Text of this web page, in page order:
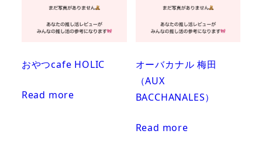
おやつcafe HOLIC
Read more
オーバカナル 梅田
（AUX
BACCHANALES）
Read more